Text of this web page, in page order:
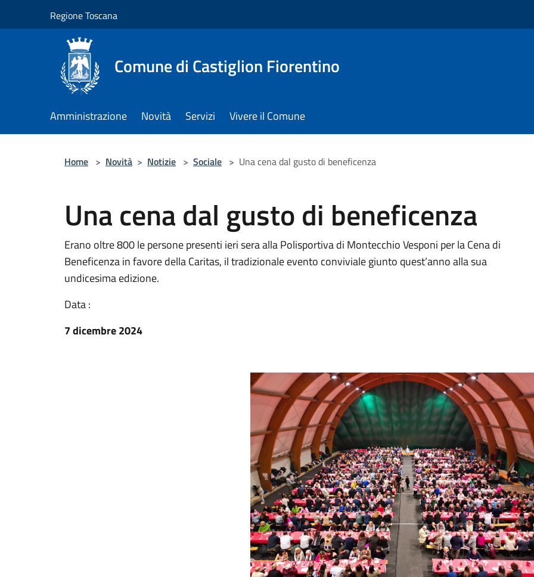
Regione Toscana
Comune di Castiglion Fiorentino
Amministrazione Novità Servizi Vivere il Comune
Home > Novità > Notizie > Sociale > Una cena dal gusto di beneficenza
Una cena dal gusto di beneficenza
Erano oltre 800 le persone presenti ieri sera alla Polisportiva di Montecchio Vesponi per la Cena di
Beneficenza in favore della Caritas, il tradizionale evento conviviale giunto quest’anno alla sua
undicesima edizione.
Data :
7 dicembre 2024